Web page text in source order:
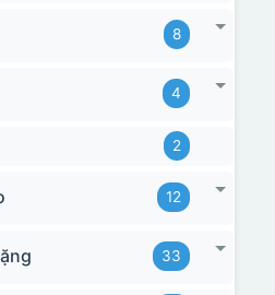
8
4
2
12
33